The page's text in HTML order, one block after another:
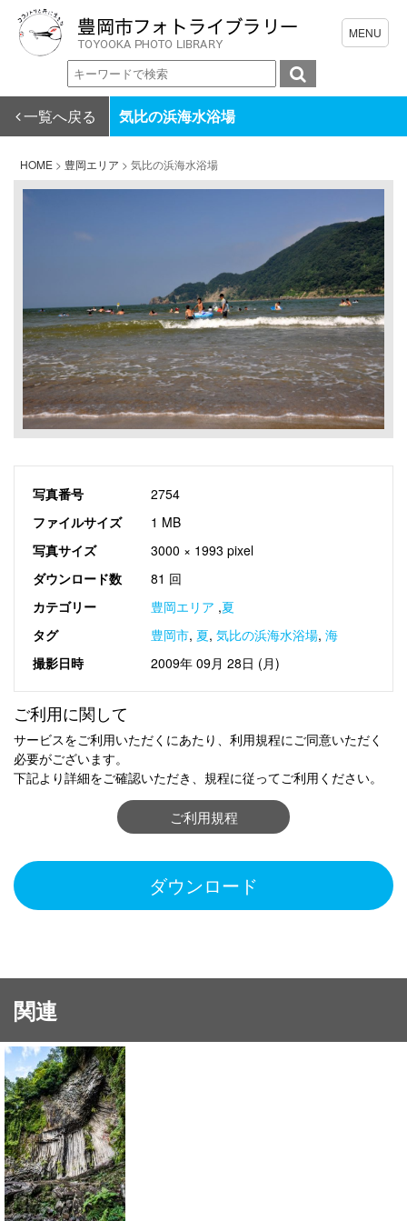
一覧へ戻る 気比の浜海水浴場
HOME > 豊岡エリア > 気比の浜海水浴場
写真番号
2754
ファイルサイズ
1 MB
写真サイズ
3000 × 1993 pixel
ダウンロード数
81 回
カテゴリー
豊岡エリア ,夏
タグ
豊岡市, 夏, 気比の浜海水浴場, 海
撮影日時
2009年 09月 28日 (月)
ご利用に関して
サービスをご利用いただくにあたり、利用規程にご同意いただく
必要がございます。
下記より詳細をご確認いただき、規程に従ってご利用ください。
ご利用規程
ダウンロード
関連